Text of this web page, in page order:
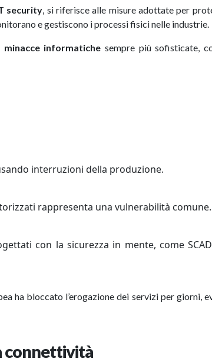
security, si riferisce alle misure adottate per
e gestiscono i processi fisici nelle industrie.
minacce informatiche sempre più sofisticate,
interruzioni della produzione.
rappresenta una vulnerabilità comune.
con la sicurezza in mente, come
ha bloccato l’erogazione dei servizi per giorni,
connettività